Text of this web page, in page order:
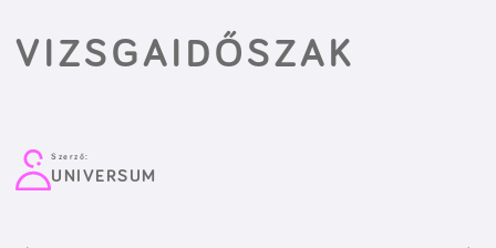
VIZSGAIDŐSZAK
Szerző:
UNIVERSUM